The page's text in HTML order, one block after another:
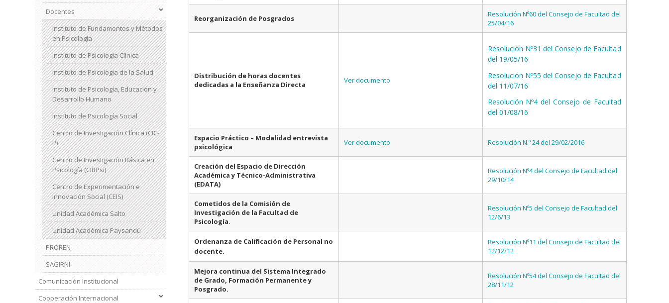
Docentes
Instituto de Fundamentos y Métodos
en Psicología
Instituto de Psicología Clínica
Instituto de Psicología de la Salud
Instituto de Psicología, Educación y
Desarrollo Humano
Instituto de Psicología Social
Centro de Investigación Clínica (CIC-
P)
Centro de Investigación Básica en
Psicología (CIBPsi)
Centro de Experimentación e
Innovación Social (CEIS)
Unidad Académica Salto
Unidad Académica Paysandú
PROREN
SAGIRNI
Comunicación Institucional
Cooperación Internacional
Reorganización de Posgrados
Resolución Nº60 del Consejo de Facultad del
25/04/16
Distribución de horas docentes
dedicadas a la Enseñanza Directa
Ver documento
Resolución Nº31 del Consejo de Facultad
del 19/05/16
Resolución Nº55 del Consejo de Facultad
del 11/07/16
Resolución Nº4 del Consejo de Facultad
del 01/08/16
Espacio Práctico – Modalidad entrevista
psicológica
Ver documento Resolución N.º 24 del 29/02/2016
Creación del Espacio de Dirección
Académica y Técnico-Administrativa
(EDATA)
Resolución Nº4 del Consejo de Facultad del
29/10/14
Cometidos de la Comisión de
Investigación de la Facultad de
Psicología.
Resolución Nº5 del Consejo de Facultad del
12/6/13
Ordenanza de Calificación de Personal no
docente.
Resolución Nº11 del Consejo de Facultad del
12/12/12
Mejora continua del Sistema Integrado
de Grado, Formación Permanente y
Posgrado.
Resolución Nº54 del Consejo de Facultad del
28/11/12